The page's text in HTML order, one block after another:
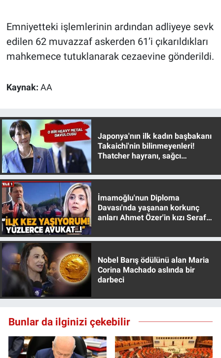
Emniyetteki işlemlerinin ardından adliyeye sevk
edilen 62 muvazzaf askerden 61’i çıkarıldıkları
mahkemece tutuklanarak cezaevine gönderildi.
Kaynak: AA
Japonya'nın ilk kadın başbakanı
Takaichi'nin bilinmeyenleri!
Thatcher hayranı, sağcı
İmamoğlu'nun Diploma
Davası'nda yaşanan korkunç
anları Ahmet Özer'in kızı Seraf
Nobel Barış ödülünü alan Maria
Corina Machado aslında bir
darbeci
Bunlar da ilginizi çekebilir